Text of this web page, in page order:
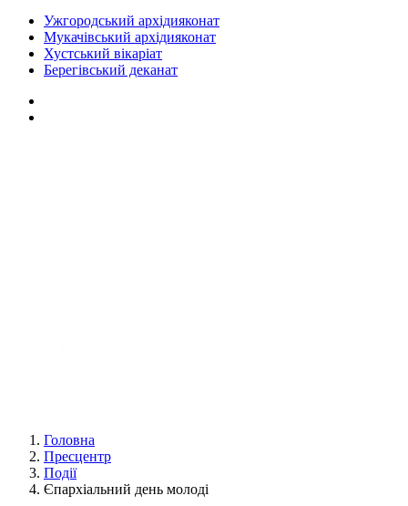
Ужгородський архідияконат
Мукачівський архідияконат
Хустський вікаріат
Берегівський деканат
Головна
Пресцентр
Події
Єпархіальний день молоді